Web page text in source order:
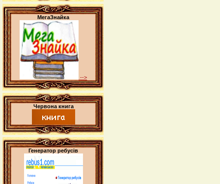
МегаЗнайка
-->
Червона книга
Генератор ребусів